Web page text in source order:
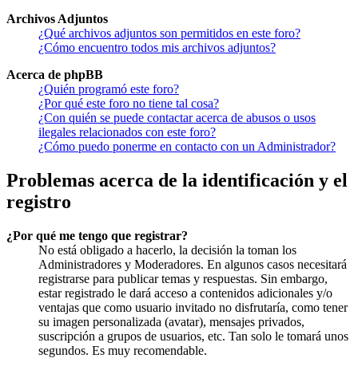
Archivos Adjuntos
¿Qué archivos adjuntos son permitidos en este foro?
¿Cómo encuentro todos mis archivos adjuntos?
Acerca de phpBB
¿Quién programó este foro?
¿Por qué este foro no tiene tal cosa?
¿Con quién se puede contactar acerca de abusos o usos
ilegales relacionados con este foro?
¿Cómo puedo ponerme en contacto con un Administrador?
Problemas acerca de la identificación y el
registro
¿Por qué me tengo que registrar?
No está obligado a hacerlo, la decisión la toman los
Administradores y Moderadores. En algunos casos necesitará
registrarse para publicar temas y respuestas. Sin embargo,
estar registrado le dará acceso a contenidos adicionales y/o
ventajas que como usuario invitado no disfrutaría, como tener
su imagen personalizada (avatar), mensajes privados,
suscripción a grupos de usuarios, etc. Tan solo le tomará unos
segundos. Es muy recomendable.